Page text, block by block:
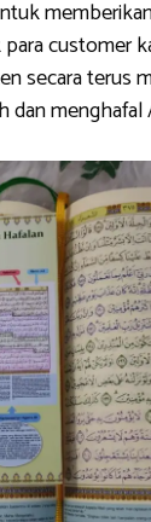
customer
secara terus
dan menghafal